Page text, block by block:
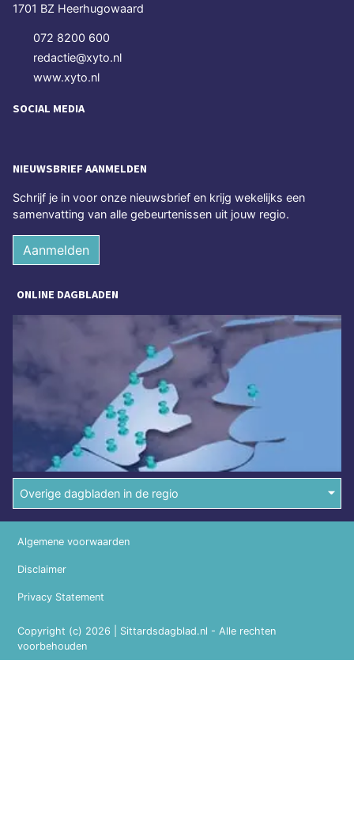
1701 BZ Heerhugowaard
072 8200 600
redactie@xyto.nl
www.xyto.nl
SOCIAL MEDIA
NIEUWSBRIEF AANMELDEN
Schrijf je in voor onze nieuwsbrief en krijg wekelijks een
samenvatting van alle gebeurtenissen uit jouw regio.
Aanmelden
ONLINE DAGBLADEN
Overige dagbladen in de regio
Copyright (c) 2026 | Sittardsdagblad.nl - Alle rechten
voorbehouden
Algemene voorwaarden
Disclaimer
Privacy Statement